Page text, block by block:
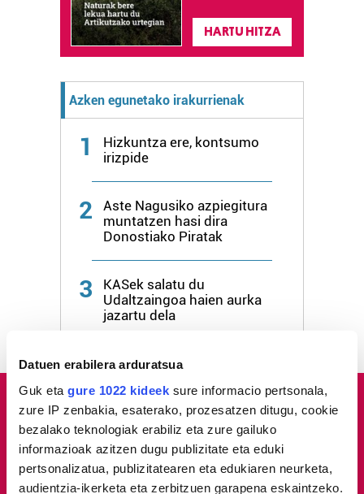
Datuen erabilera arduratsua
Guk eta gure 1022 kideek sure informacio pertsonala,
zure IP zenbakia, esaterako, prozesatzen ditugu, cookie
bezalako teknologiak erabiliz eta zure gailuko
informazioak azitzen dugu publizitate eta eduki
pertsonalizatua, publizitatearen eta edukiaren neurketa,
audientzia-ikerketa eta zerbitzuen garapena eskaintzeko.
HARTU HITZA
Azken egunetako irakurrienak
1
Hizkuntza ere, kontsumo
irizpide
2
Aste Nagusiko azpiegitura
muntatzen hasi dira
Donostiako Piratak
3
KASek salatu du
Udaltzaingoa haien aurka
jazartu dela